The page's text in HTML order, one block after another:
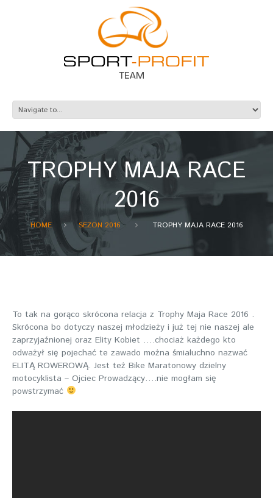
TROPHY MAJA RACE
2016
HOME SEZON 2016 TROPHY MAJA RACE 2016
To tak na gorąco skrócona relacja z Trophy Maja Race 2016 .
Skrócona bo dotyczy naszej młodzieży i już tej nie naszej ale
zaprzyjaźnionej oraz Elity Kobiet ….chociaż każdego kto
odważył się pojechać te zawado można śmialuchno nazwać
ELITĄ ROWEROWĄ. Jest też Bike Maratonowy dzielny
motocyklista – Ojciec Prowadzący….nie mogłam się
powstrzymać